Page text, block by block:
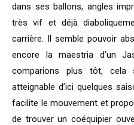
dans ses ballons, angles
très vif et déjà
carrière. Il semble pouvoir
encore la maestria d’un
comparions plus tôt, cela
atteignable d’ici quelques
facilite le mouvement et
de trouver un coéquipier